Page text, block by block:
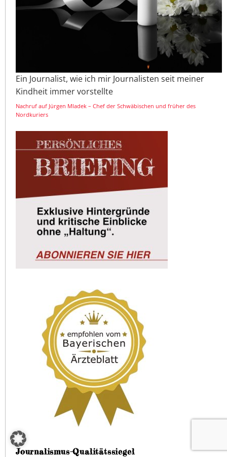
Ein Journalist, wie ich mir Journalisten seit meiner
Kindheit immer vorstellte
Nachruf auf Jürgen Mladek – Chef der Schwäbischen und früher des
Nordkuriers
Journalismus-Qualitätssiegel